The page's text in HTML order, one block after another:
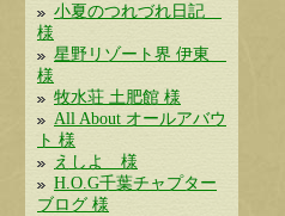
小夏のつれづれ日記
様
星野リゾート界 伊東
様
牧水荘 土肥館 様
All About オールアバウ
ト 様
えしよ 様
H.O.G千葉チャプター
ブログ 様